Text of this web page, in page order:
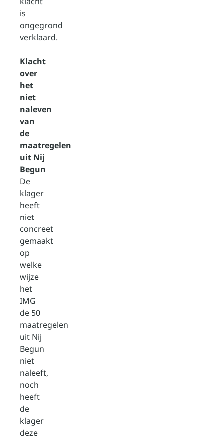
is
ongegrond
verklaard.
Klacht
over
het
niet
naleven
van
de
maatregelen
uit Nij
Begun
De
klager
heeft
niet
concreet
gemaakt
op
welke
wijze
het
IMG
de 50
maatregelen
uit Nij
Begun
niet
naleeft,
noch
heeft
de
klager
deze